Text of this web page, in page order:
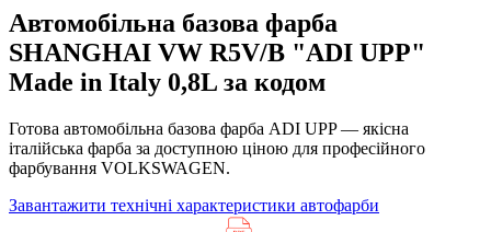
Автомобільна базова фарба
SHANGHAI VW R5V/B "ADI UPP"
Made in Italy 0,8L за кодом
Готова автомобільна базова фарба ADI UPP — якісна
італійська фарба за доступною ціною для професійного
фарбування VOLKSWAGEN.
Завантажити технічні характеристики автофарби